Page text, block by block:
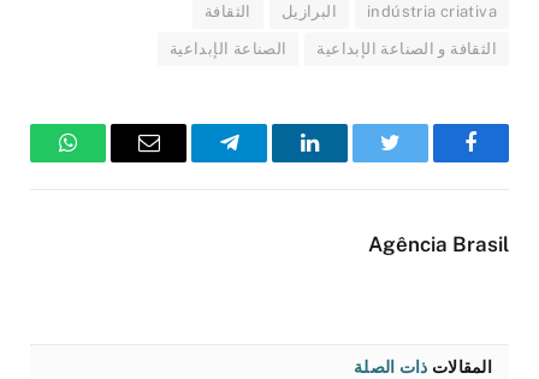
indústria criativa البرازيل الثقافة
الثقافة و الصناعة الإبداعية الصناعة الإبداعية
فيسبوك تويتر لينكدإن تيلقرام
البريد
واتساب
Agência Brasil
المقالات ذات الصلة